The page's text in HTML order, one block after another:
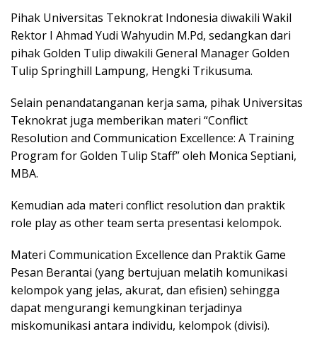
Pihak Universitas Teknokrat Indonesia diwakili Wakil
Rektor I Ahmad Yudi Wahyudin M.Pd, sedangkan dari
pihak Golden Tulip diwakili General Manager Golden
Tulip Springhill Lampung, Hengki Trikusuma.
Selain penandatanganan kerja sama, pihak Universitas
Teknokrat juga memberikan materi “Conflict
Resolution and Communication Excellence: A Training
Program for Golden Tulip Staff” oleh Monica Septiani,
MBA.
Kemudian ada materi conflict resolution dan praktik
role play as other team serta presentasi kelompok.
Materi Communication Excellence dan Praktik Game
Pesan Berantai (yang bertujuan melatih komunikasi
kelompok yang jelas, akurat, dan efisien) sehingga
dapat mengurangi kemungkinan terjadinya
miskomunikasi antara individu, kelompok (divisi).